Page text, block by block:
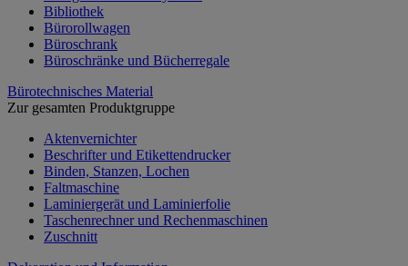
Bibliothek
Bürorollwagen
Büroschrank
Büroschränke und Bücherregale
Bürotechnisches Material
Zur gesamten Produktgruppe
Aktenvernichter
Beschrifter und Etikettendrucker
Binden, Stanzen, Lochen
Faltmaschine
Laminiergerät und Laminierfolie
Taschenrechner und Rechenmaschinen
Zuschnitt